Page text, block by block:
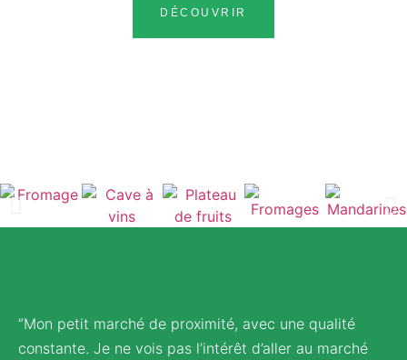
DÉCOUVRIR
“Mon petit marché de proximité, avec une qualité
constante. Je ne vois pas l’intérêt d’aller au marché